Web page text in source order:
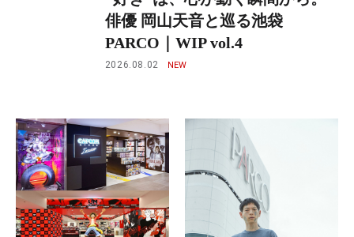
俳優 岡山天音と巡る池袋
PARCO｜WIP vol.4
2026.08.02